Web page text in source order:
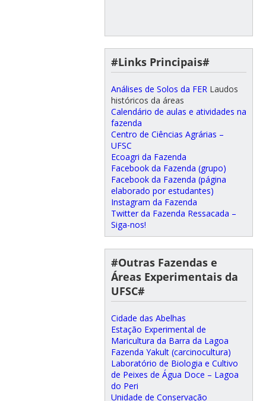
#Links Principais#
Análises de Solos da FER Laudos
históricos da áreas
Calendário de aulas e atividades na
fazenda
Centro de Ciências Agrárias –
UFSC
Ecoagri da Fazenda
Facebook da Fazenda (grupo)
Facebook da Fazenda (página
elaborado por estudantes)
Instagram da Fazenda
Twitter da Fazenda Ressacada –
Siga-nos!
#Outras Fazendas e
Áreas Experimentais da
UFSC#
Cidade das Abelhas
Estação Experimental de
Maricultura da Barra da Lagoa
Fazenda Yakult (carcinocultura)
Laboratório de Biologia e Cultivo
de Peixes de Água Doce – Lagoa
do Peri
Unidade de Conservação